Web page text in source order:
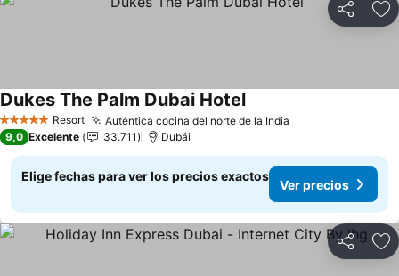
Compartir
5 Estrellas Resort Auténtica cocina del norte de la India
Dukes The Palm Dubai HotelVer precios
9,0 Excelente 33.711 Dubái
Elige fechas para ver los precios exactos
Ver precios
Compartir